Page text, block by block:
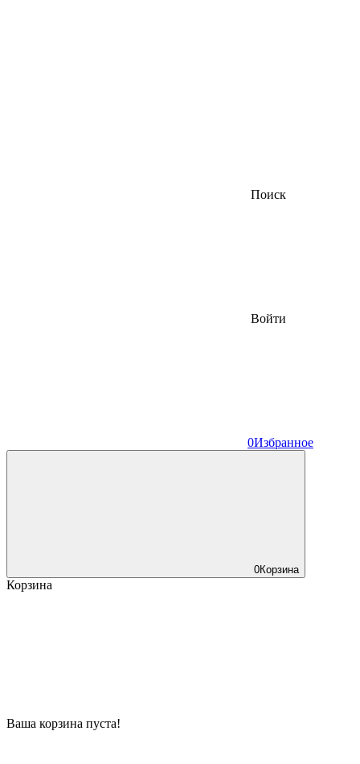
Поиск
Войти
0Избранное
0Корзина
Корзина
Ваша корзина пуста!